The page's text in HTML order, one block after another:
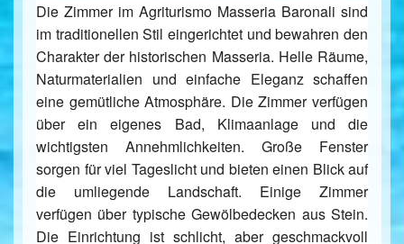
Die Zimmer im Agriturismo Masseria Baronali sind
im traditionellen Stil eingerichtet und bewahren den
Charakter der historischen Masseria. Helle Räume,
Naturmaterialien und einfache Eleganz schaffen
eine gemütliche Atmosphäre. Die Zimmer verfügen
über ein eigenes Bad, Klimaanlage und die
wichtigsten Annehmlichkeiten. Große Fenster
sorgen für viel Tageslicht und bieten einen Blick auf
die umliegende Landschaft. Einige Zimmer
verfügen über typische Gewölbedecken aus Stein.
Die Einrichtung ist schlicht, aber geschmackvoll